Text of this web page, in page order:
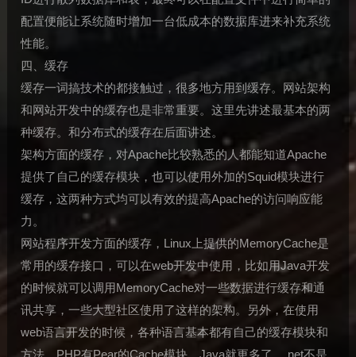
配置便能让系统随时增加一台低成本的数据库进来补充系统
性能。
四、缓存
缓存一词搞技术的都接触过，很多地方用到缓存。网站架构
和网站开发中的缓存也是非常重要。这里先讲述最基本的两
种缓存。和分布式的缓存在后面讲述。
架构方面的缓存，对Apache比较熟悉的人都能知道Apache
提供了自己的缓存模块，也可以使用外加的Squid模块进行
缓存，这两种方式均可以有效的提高Apache的访问响应能
力。
网站程序开发方面的缓存，Linux上提供的MemoryCache是
常用的缓存接口，可以在web开发中使用，比如用Java开发
的时候就可以调用MemoryCache对一些数据进行缓存和通
讯共享，一些大型社区使用了这样的架构。另外，在使用
web语言开发的时候，各种语言基本都有自己的缓存模块和
方法，PHP有Pear的Cache模块，Java就更多了，.net不是